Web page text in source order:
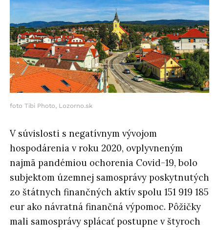
foto Tibi Photo, Lozorno.sk
V súvislosti s negatívnym vývojom
hospodárenia v roku 2020, ovplyvneným
najmä pandémiou ochorenia Covid-19, bolo
subjektom územnej samosprávy poskytnutých
zo štátnych finančných aktív spolu 151 919 185
eur ako návratná finančná výpomoc. Pôžičky
mali samosprávy splácať postupne v štyroch